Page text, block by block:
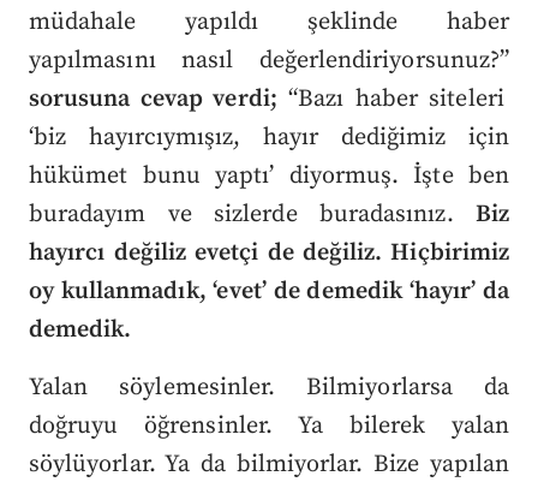
müdahale yapıldı şeklinde haber
yapılmasını nasıl değerlendiriyorsunuz?”
sorusuna cevap verdi; “Bazı haber siteleri
‘biz hayırcıymışız, hayır dediğimiz için
hükümet bunu yaptı’ diyormuş. İşte ben
buradayım ve sizlerde buradasınız. Biz
hayırcı değiliz evetçi de değiliz. Hiçbirimiz
oy kullanmadık, ‘evet’ de demedik ‘hayır’ da
demedik.
Yalan söylemesinler. Bilmiyorlarsa da
doğruyu öğrensinler. Ya bilerek yalan
söylüyorlar. Ya da bilmiyorlar. Bize yapılan